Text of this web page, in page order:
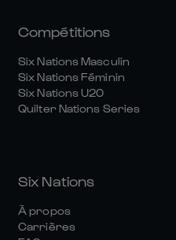
Compétitions
Six Nations Masculin
Six Nations Féminin
Six Nations U20
Quilter Nations Series
Six Nations
À propos
Carrières